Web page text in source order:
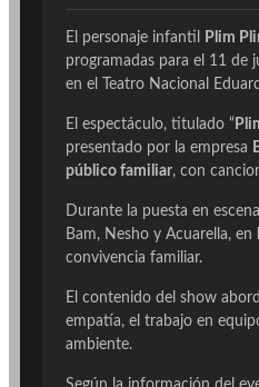
El personaje infantil Plim
programadas para el 11 de
en el Teatro Nacional
El espectáculo, titulado “
presentado por la empresa
público familiar, con
Durante la puesta en
Bam, Nesho y Acuarella, en
convivencia familiar.
El contenido del show
empatía, el trabajo en
ambiente.